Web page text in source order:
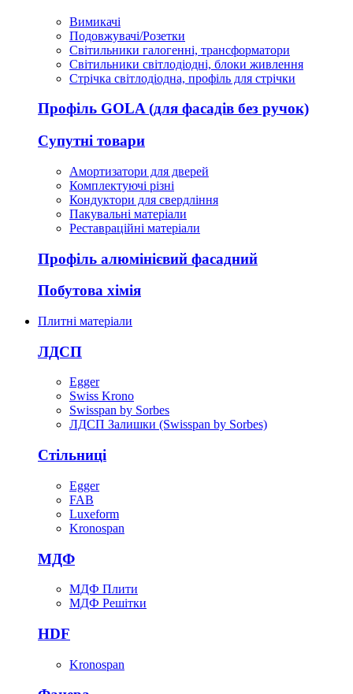
Вимикачі
Подовжувачі/Розетки
Світильники галогенні, трансформатори
Світильники світлодіодні, блоки живлення
Стрічка світлодіодна, профіль для стрічки
Профіль GOLA (для фасадів без ручок)
Супутні товари
Амортизатори для дверей
Комплектуючі різні
Кондуктори для свердління
Пакувальні матеріали
Реставраційні матеріали
Профіль алюмінієвий фасадний
Побутова хімія
Плитні матеріали
ЛДСП
Egger
Swiss Krono
Swisspan by Sorbes
ЛДСП Залишки (Swisspan by Sorbes)
Стільниці
Egger
FAB
Luxeform
Kronospan
МДФ
МДФ Плити
МДФ Решітки
HDF
Kronospan